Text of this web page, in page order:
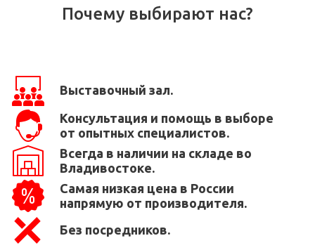
Почему выбирают нас?
Выставочный зал.
Консультация и помощь в выборе
от опытных специалистов.
Всегда в наличии на складе во
Владивостоке.
Самая низкая цена в России
напрямую от производителя.
Без посредников.